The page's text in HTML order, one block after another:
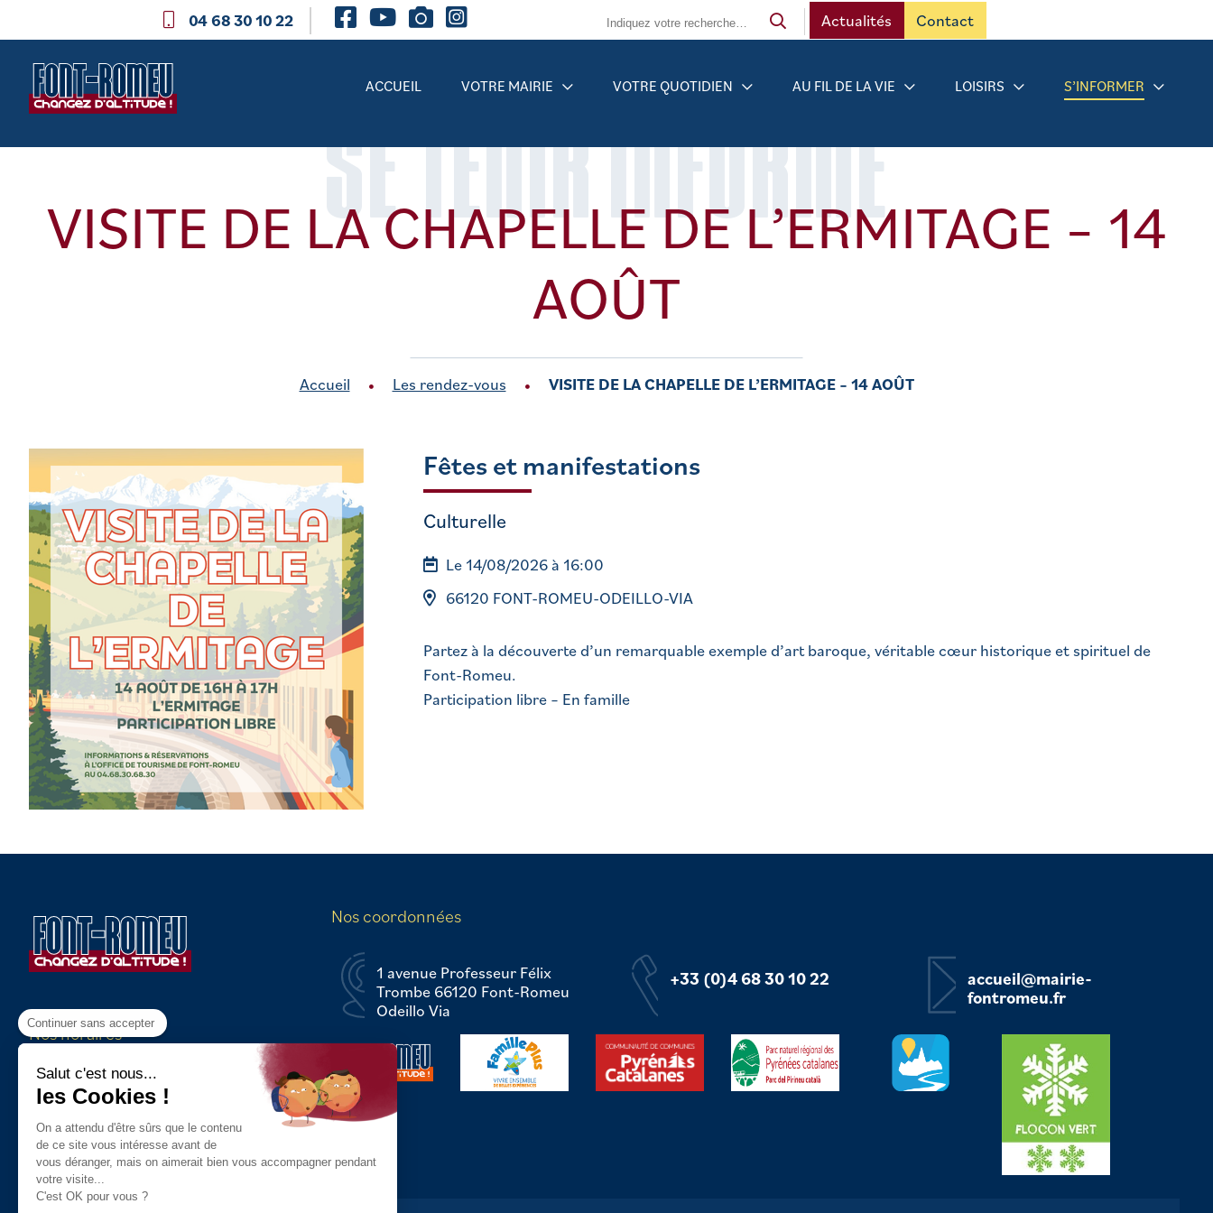
04 68 30 10 22 Contact
Actualités
ACCUEIL VOTRE MAIRIE VOTRE QUOTIDIEN AU FIL DE LA VIE LOISIRS S’INFORMER
SE TENIR INFORMÉ
VISITE DE LA CHAPELLE DE L’ERMITAGE – 14
AOÛT
Accueil Les rendez-vous VISITE DE LA CHAPELLE DE L’ERMITAGE – 14 AOÛT
Fêtes et manifestations
Culturelle
Le 14/08/2026 à 16:00
66120 FONT-ROMEU-ODEILLO-VIA
Partez à la découverte d’un remarquable exemple d’art baroque, véritable cœur historique et spirituel de
Font-Romeu.
Participation libre – En famille
Nos horaires
8h30 - 12h30 / 13h30 - 17h00
Nos coordonnées
1 avenue Professeur Félix
Trombe 66120 Font-Romeu
Odeillo Via
+33 (0)4 68 30 10 22
accueil@mairie-
fontromeu.fr
Continuer sans accepter
Salut c'est nous...
les Cookies !
On a attendu d'être sûrs que le contenu
de ce site vous intéresse avant de
vous déranger, mais on aimerait bien vous accompagner pendant
votre visite...
C'est OK pour vous ?